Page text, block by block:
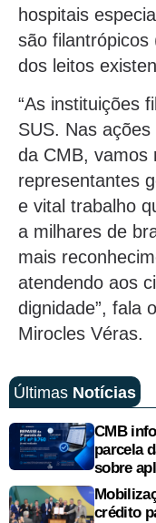
hospitais
são filantrópicos
dos leitos
“As instituições
SUS. Nas
da CMB, vamos
representantes
e vital trabalho
a milhares de
mais
atendendo aos
dignidade”, fala
Mirocles Véras.
Últimas Notícias
CMB
parcela
sobre
crédito